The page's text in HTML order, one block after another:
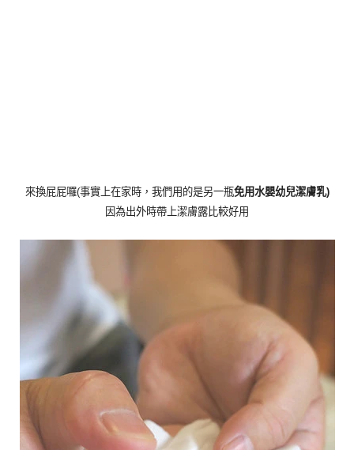
來換屁屁囉(事實上在家時，我們用的是另一瓶免用水嬰幼兒潔膚乳)
因為出外時帶上潔膚露比較好用